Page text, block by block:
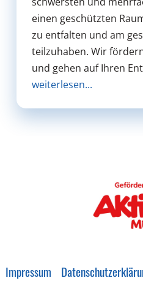
einen geschützten
zu entfalten und am
teilzuhaben. Wir
und gehen auf Ihren
weiterlesen...
Impressum